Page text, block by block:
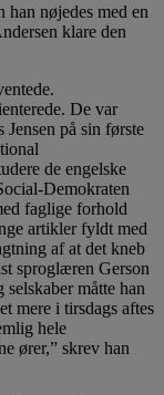
han nøjedes med en
klare den
De var
på sin første
de engelske
Demokraten
faglige forhold
artikler fyldt med
af at det kneb
sproglæren Gerson
selskaber måtte han
mere i tirsdags aftes
hele
ører,” skrev han